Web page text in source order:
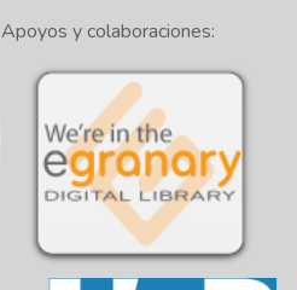
Apoyos y colaboraciones: